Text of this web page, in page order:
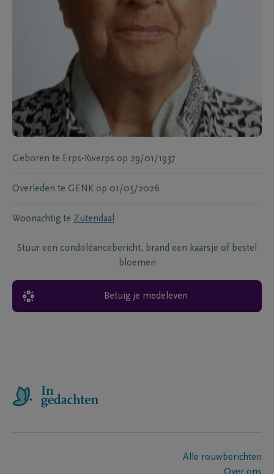
Geboren te Erps-Kwerps op 29/01/1937
Overleden te GENK op 01/05/2026
Woonachtig te Zutendaal
Stuur een condoléancebericht, brand een kaarsje of bestel
bloemen
Betuig je medeleven
Alle rouwberichten